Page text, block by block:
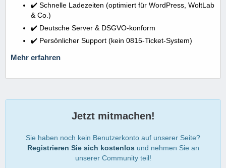
✔️ Schnelle Ladezeiten (optimiert für WordPress, WoltLab
& Co.)
✔️ Deutsche Server & DSGVO-konform
✔️ Persönlicher Support (kein 0815-Ticket-System)
Mehr erfahren
Jetzt mitmachen!
Sie haben noch kein Benutzerkonto auf unserer Seite?
Registrieren Sie sich kostenlos und nehmen Sie an
unserer Community teil!